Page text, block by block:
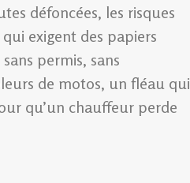
défoncées, les risques
exigent des papiers
permis, sans
de motos, un fléau qui
qu’un chauffeur perde